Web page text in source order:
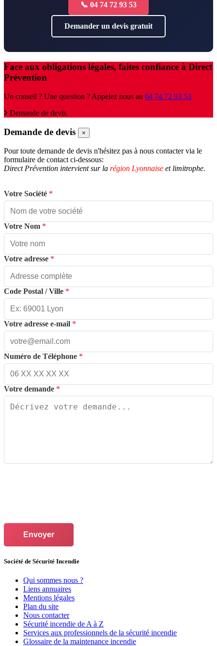
📞 04 74 72 93 53
Demander un devis gratuit
Face aux obligations légales, faites confiance à Direct
Prévention
Un conseil ? Une question ? Appelez nous au 04 74 72 93 53
Demande de devis
Demande de devis ×
Pour toute demande de devis n'hésitez pas à nous contacter via le
formulaire de contact ci-dessous:
Direct Prévention intervient sur la région Lyonnaise et limitrophe.
Votre Société *
Votre Nom *
Votre adresse *
Code Postal / Ville *
Votre adresse e-mail *
Numéro de Téléphone *
Votre demande *
Envoyer
Société de Sécurité Incendie
Qui sommes nous ?
Liens annuaires
Mentions légales
Plan du site
Nous contacter
Sécurité incendie de A à Z
Services aux professionnels de la sécurité incendie
Glossaire de la maintenance incendie